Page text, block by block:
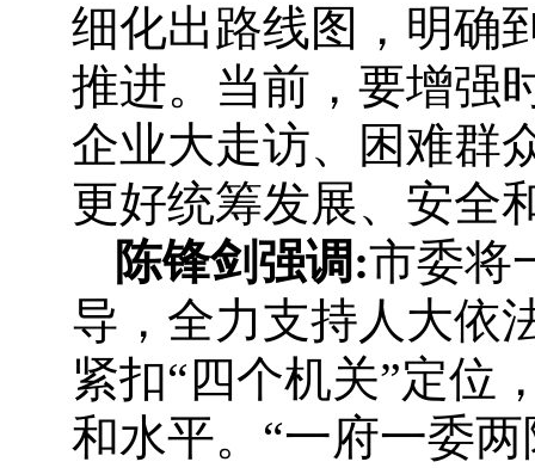
细化出路线图，明确
推进。当前，要增强
企业大走访、困难群
更好统筹发展、安全
陈锋剑强调 :市委将
导，全力支持人大依
紧扣“四个机关”定位
和水平。“一府一委